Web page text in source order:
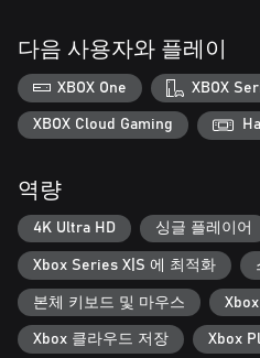
다음 사용자와 플레이
XBOX One XBOX
XBOX Cloud Gaming
역량
4K Ultra HD 싱글 플레이어
Xbox Series X|S 에 최적화
본체 키보드 및 마우스
Xbox 클라우드 저장 Xbox